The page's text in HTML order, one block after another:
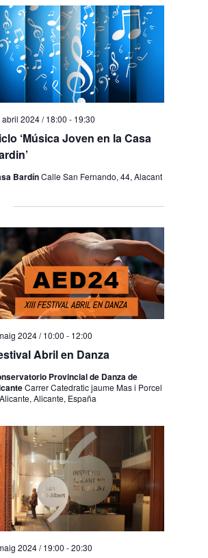
‘Música Joven en la Casa
abril 2024 / 18:00 - 19:30
BardínCalle San Fernando, 44, Alacant
Abril en Danza
2024 / 10:00 - 12:00
Provincial de Danza de
Carrer Catedratic jaume Mas i Porcel
Alicante, España
2024 / 19:00 -20:30